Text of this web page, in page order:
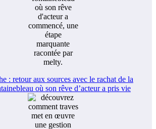
: retour aux sources avec le rachat de la
où son rêve d’acteur a pris vie